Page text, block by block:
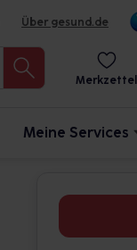
Über gesund.de
Merkzettel
Meine Services